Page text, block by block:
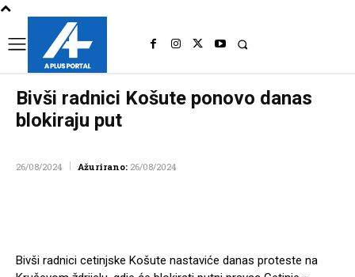
Bivši radnici Košute ponovo danas
blokiraju put
26/08/2024 Ažurirano: 26/08/2024
Bivši radnici cetinjske Košute nastaviće danas proteste na